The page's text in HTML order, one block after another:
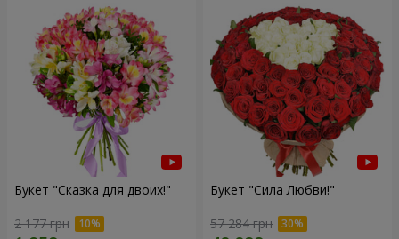
Букет "Сказка для двоих!"
2 177 грн
Букет "Сила Любви!"
57 284 грн